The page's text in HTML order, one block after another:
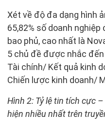
Xét về độ đa dạng hình
65,82% số doanh
bao phủ, cao nhất là
5 chủ đề được nhắc
Tài chính/ Kết quả kinh
Chiến lược kinh doanh/
Hình 2: Tỷ lệ tin tích cực
hiện nhiều nhất trên